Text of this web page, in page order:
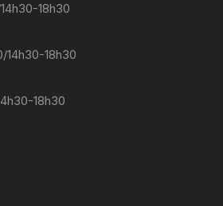
18h30
14h30-18h30
18h30